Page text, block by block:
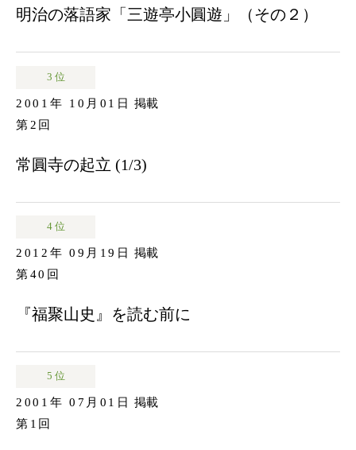
明治の落語家「三遊亭小圓遊」（その２）
3 位
2001年 10月01日
掲載
第2回
常圓寺の起立 (1/3)
4 位
2012年 09月19日
掲載
第40回
『福聚山史』を読む前に
5 位
2001年 07月01日
掲載
第1回